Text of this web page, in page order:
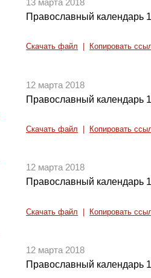
13 марта 2018
Православный календарь
Скачать файл Копировать
12 марта 2018
Православный календарь
Скачать файл Копировать
12 марта 2018
Православный календарь
Скачать файл Копировать
12 марта 2018
Православный календарь